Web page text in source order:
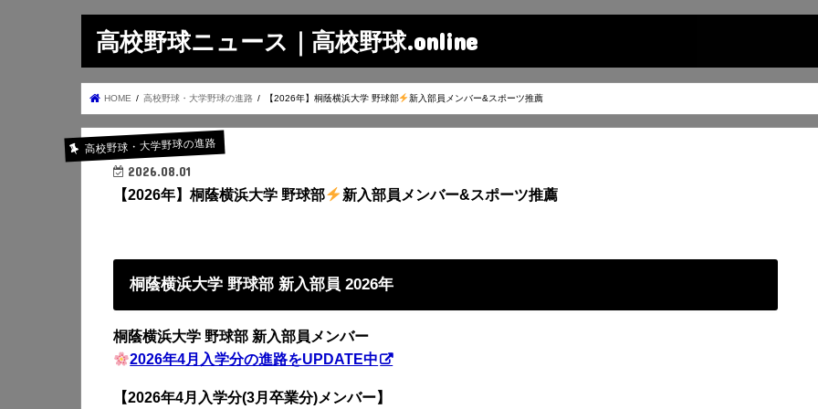
高校野球ニュース｜高校野球.online
HOME 高校野球・大学野球の進路 【2026年】桐蔭横浜大学 野球部 新入部員メンバー&スポーツ推薦
高校野球・大学野球の進路
2026.08.01
【2026年】桐蔭横浜大学 野球部 新入部員メンバー&スポーツ推薦
桐蔭横浜大学 野球部 新入部員 2026年
桐蔭横浜大学 野球部 新入部員メンバー
2026年4月入学分の進路をUPDATE中
【2026年4月入学分(3月卒業分)メンバー】